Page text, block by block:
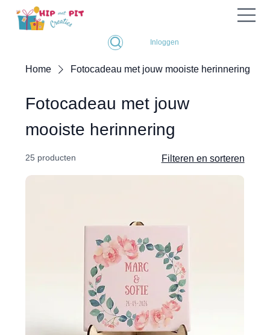
Inloggen
Home Fotocadeau met jouw mooiste herinnering
Fotocadeau met jouw
mooiste herinnering
25 producten Filteren en sorteren